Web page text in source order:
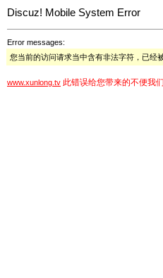
Discuz! Mobile System Error
Error messages:
您当前的访问请求当中含有非法字符，已经
www.xunlong.tv 此错误给您带来的不便我